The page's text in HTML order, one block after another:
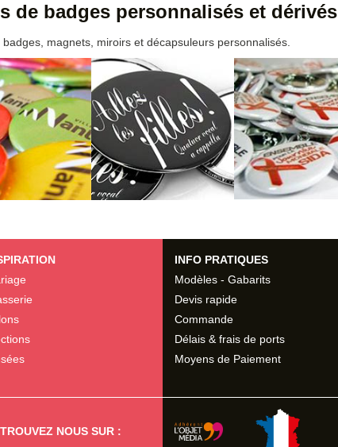
de badges personnalisés et dérivés
magnets, miroirs et décapsuleurs personnalisés.
INFO PRATIQUES
Modèles - Gabarits
Devis rapide
Commande
Délais & frais de ports
Moyens de Paiement
NOUS SUR :